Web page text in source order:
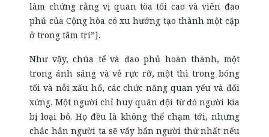
làm chứng rằng vị quan tòa tối cao và viên đao
phủ của Cộng hòa có xu hướng tạo thành một cặp
ở trong tâm trí”].
Như vậy, chúa tể và đao phủ hoàn thành, một
trong ánh sáng và vẻ rực rỡ, một thì trong bóng
tối và nỗi xấu hổ, các chức năng quan yếu và đối
xứng. Một người chỉ huy quân đội từ đó người kia
bị loại bỏ. Họ đều là không thể chạm tới, nhưng
chắc hẳn người ta sẽ vấy bẩn người thứ nhất nếu